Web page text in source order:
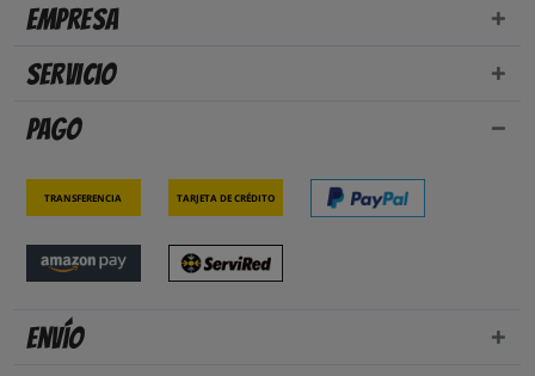
Empresa
Servicio
Pago
Transferencia Tarjeta de crédito
Envío